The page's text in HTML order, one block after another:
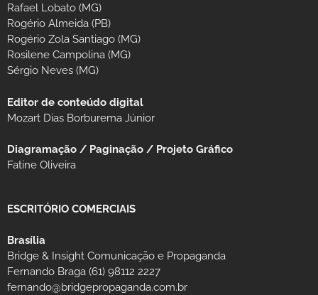
Rafael Lobato (MG)
Rogério Almeida (PB)
Rogério Zola Santiago (MG)
Rosilene Campolina (MG)
Sérgio Neves (MG)
Editor de conteúdo digital
Mozart Dias Borburema Júnior
Diagramação / Paginação / Projeto Gráfico
Fatine Oliveira
ESCRITÓRIO COMERCIAIS
Brasília
Bridge & Insight Comunicação e Propaganda
Fernando Braga (61) 98112 2227
fernando@bridgepropaganda.com.br